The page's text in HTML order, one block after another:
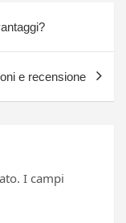
e recensione
I campi